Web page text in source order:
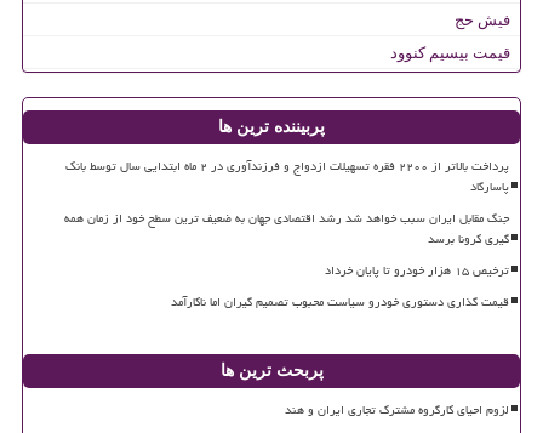
فیش حج
قیمت بیسیم کنوود
پربیننده ترین ها
پرداخت بالاتر از ۲۲۰۰ فقره تسهیلات ازدواج و فرزندآوری در ۲ ماه ابتدایی سال توسط بانک
پاسارگاد
جنگ مقابل ایران سبب خواهد شد رشد اقتصادی جهان به ضعیف ترین سطح خود از زمان همه
گیری کرونا برسد
ترخیص ۱۵ هزار خودرو تا پایان خرداد
قیمت گذاری دستوری خودرو سیاست محبوب تصمیم گیران اما ناکارآمد
پربحث ترین ها
لزوم احیای کارگروه مشترک تجاری ایران و هند